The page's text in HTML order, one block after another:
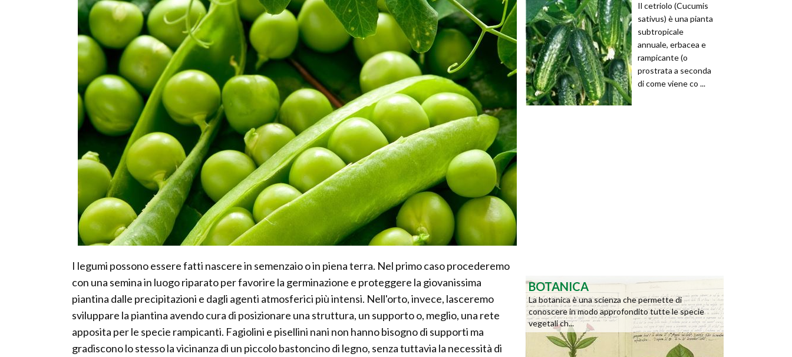
I legumi possono essere fatti nascere in semenzaio o in piena terra. Nel primo caso procederemo
con una semina in luogo riparato per favorire la germinazione e proteggere la giovanissima
piantina dalle precipitazioni e dagli agenti atmosferici più intensi. Nell'orto, invece, lasceremo
sviluppare la piantina avendo cura di posizionare una struttura, un supporto o, meglio, una rete
apposita per le specie rampicanti. Fagiolini e pisellini nani non hanno bisogno di supporti ma
gradiscono lo stesso la vicinanza di un piccolo bastoncino di legno, senza tuttavia la necessità di
Il cetriolo (Cucumis
sativus) è una pianta
subtropicale
annuale, erbacea e
rampicante (o
prostrata a seconda
di come viene co ...
BOTANICA
La botanica è una scienza che permette di
conoscere in modo approfondito tutte le specie
vegetali ch...